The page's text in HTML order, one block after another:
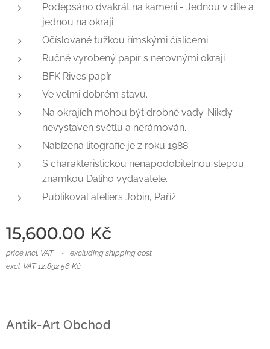
Podepsáno dvakrát na kameni - Jednou v díle a
jednou na okraji
Očíslované tužkou římskými číslicemi:
Ručně vyrobený papír s nerovnými okraji
BFK Rives papír
Ve velmi dobrém stavu.
Na okrajích mohou být drobné vady. Nikdy
nevystaven světlu a nerámován.
Nabízená litografie je z roku 1988.
S charakteristickou nenapodobitelnou slepou
známkou Daliho vydavatele.
Publikoval ateliers Jobin, Paříž.
15,600.00 Kč
price incl. VAT
excluding shipping cost
excl. VAT 12,892.56 Kč
Antik-Art Obchod